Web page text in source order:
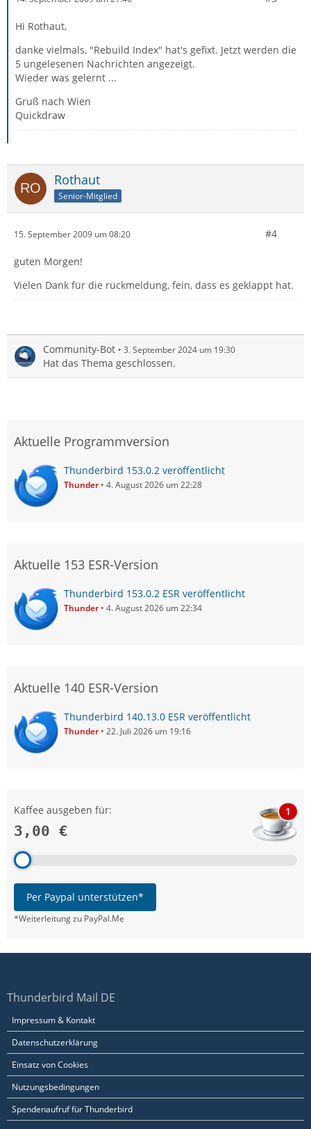
Hi Rothaut,
danke vielmals, "Rebuild Index" hat's gefixt. Jetzt werden die
5 ungelesenen Nachrichten angezeigt.
Wieder was gelernt ...
Gruß nach Wien
Quickdraw
Rothaut
Senior-Mitglied
15. September 2009 um 08:20 #4
guten Morgen!
Vielen Dank für die rückmeldung, fein, dass es geklappt hat.
Community-Bot 3. September 2024 um 19:30
Hat das Thema geschlossen.
Aktuelle Programmversion
Thunderbird 153.0.2 veröffentlicht
Thunder 4. August 2026 um 22:28
Aktuelle 153 ESR-Version
Thunderbird 153.0.2 ESR veröffentlicht
Thunder 4. August 2026 um 22:34
Aktuelle 140 ESR-Version
Thunderbird 140.13.0 ESR veröffentlicht
Thunder 22. Juli 2026 um 19:16
Kaffee ausgeben für:
3,00 €
1
Per Paypal unterstützen*
*Weiterleitung zu PayPal.Me
Thunderbird Mail DE
Impressum & Kontakt
Datenschutzerklärung
Einsatz von Cookies
Nutzungsbedingungen
Spendenaufruf für Thunderbird